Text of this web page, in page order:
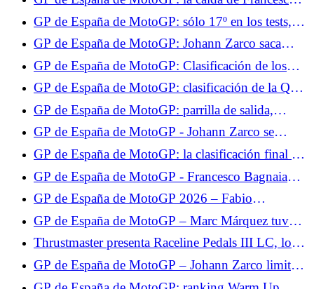
Quartararo muy lejos
Bagnaia en vídeo, su Ducati vuelca
GP de España de MotoGP: sólo 17º en los tests,
Fabio Quartararo sigue decidido
GP de España de MotoGP: Johann Zarco saca
aspectos positivos de los tests, aunque se perdió la
Q2
GP de España de MotoGP: Clasificación de los
Libres 2, Johann Zarco en forma antes de la
clasificación
GP de España de MotoGP: clasificación de la Q1,
Johann Zarco gana su lugar en la Q2, no Fabio
Quartararo
GP de España de MotoGP: parrilla de salida,
hazaña de Johann Zarco, Fabio Quartararo sólo 17º
GP de España de MotoGP - Johann Zarco se
queda sin la pole por nada: “Había la posibilidad
de tenerla”
GP de España de MotoGP: la clasificación final de
la carrera al sprint, escenario totalmente loco, Zarco
y Quartararo en los puntos
GP de España de MotoGP - Francesco Bagnaia
pierde ante Marc Márquez: “Era más rápido que
yo”
GP de España de MotoGP 2026 – Fabio
Quartararo hace su mea culpa: “Cometí un error al
no parar”
GP de España de MotoGP – Marc Márquez tuvo
suerte en la carrera al sprint: “Me caí en el mejor
momento”
Thrustmaster presenta Raceline Pedals III LC, los
nuevos pedales con célula de carga.
GP de España de MotoGP – Johann Zarco limita
los daños en la carrera al sprint: “Pude salvar